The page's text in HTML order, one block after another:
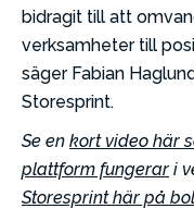
bidragit till att
verksamheter till
säger Fabian
Storesprint.
Se en kort video här
plattform fungerar i
Storesprint här på